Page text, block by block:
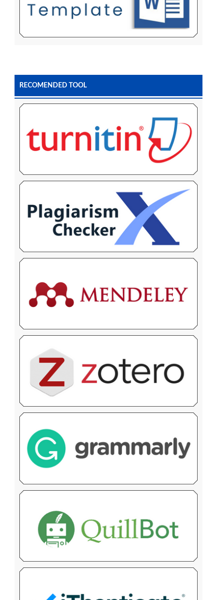
RECOMENDED TOOL